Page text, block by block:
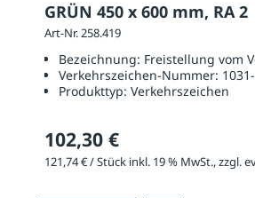
GRÜN 450 x 600 mm, RA 2
Art-Nr. 258.419
Bezeichnung: Freistellung vom
Verkehrszeichen-Nummer:
Produkttyp: Verkehrszeichen
102,30 €
121,74 € / Stück inkl. 19 % MwSt., zzgl.